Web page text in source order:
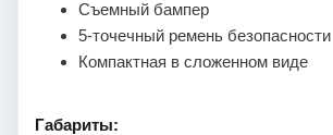
Съемный бампер
5-точечный ремень безопасности
Компактная в сложенном виде
Габариты: